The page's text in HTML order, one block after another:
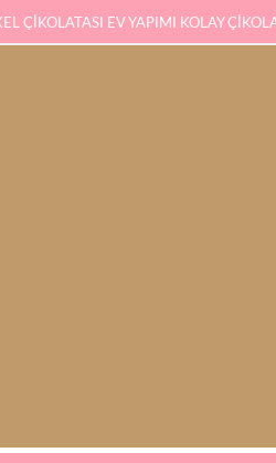
ÇİKOLATASI EV YAPIMI KOLAY